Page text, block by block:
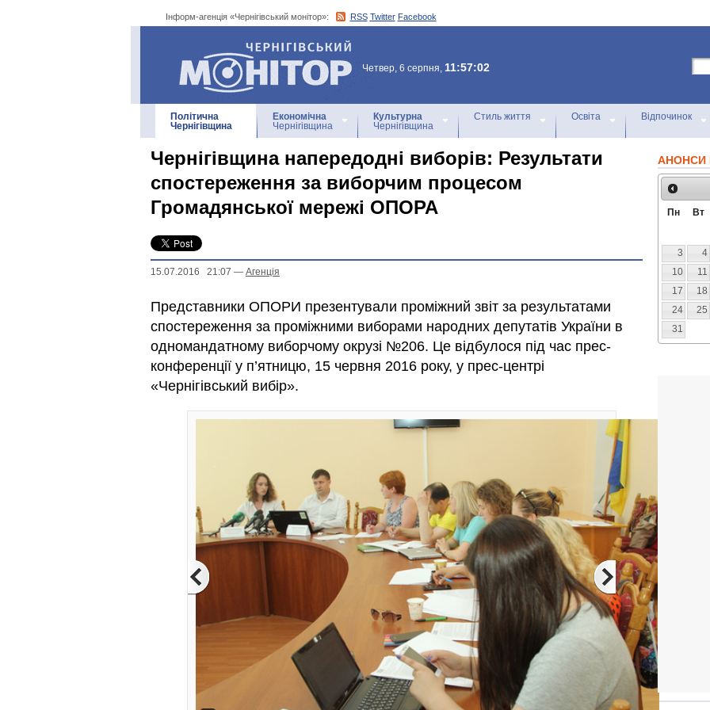
Інформ-агенція «Чернігівський монітор»: RSS Twitter Facebook
Інформ-агенція
«Чернігівський монітор»
Четвер, 6 серпня, 11:57:02
Політична
Чернігівщина
Економічна
Чернігівщина
Культурна
Чернігівщина
Стиль життя Освіта Відпочинок
Чернігівщина напередодні виборів: Результати
спостереження за виборчим процесом
Громадянської мережі ОПОРА
15.07.2016 21:07 — Агенцiя
Представники ОПОРИ презентували проміжний звіт за результатами
спостереження за проміжними виборами народних депутатів України в
одномандатному виборчому окрузі №206. Це відбулося під час прес-
конференції у п’ятницю, 15 червня 2016 року, у прес-центрі
«Чернігівський вибір».
АНОНСИ
Пн Вт
3
4
10
11
17
18
24
25
31